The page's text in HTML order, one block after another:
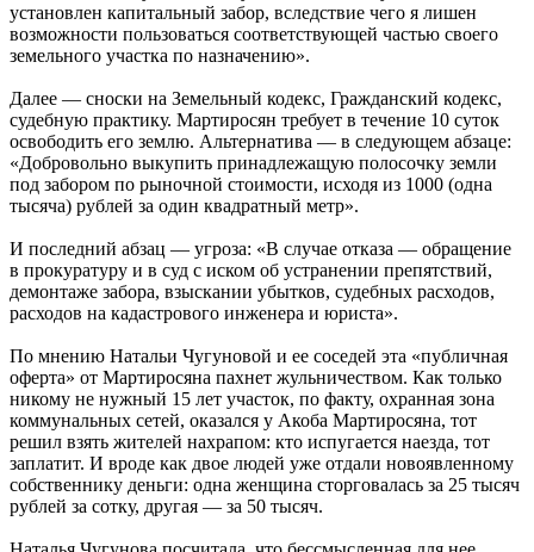
установлен капитальный забор, вследствие чего я лишен
возможности пользоваться соответствующей частью своего
земельного участка по назначению».
Далее — сноски на Земельный кодекс, Гражданский кодекс,
судебную практику. Мартиросян требует в течение 10 суток
освободить его землю. Альтернатива — в следующем абзаце:
«Добровольно выкупить принадлежащую полосочку земли
под забором по рыночной стоимости, исходя из 1000 (одна
тысяча) рублей за один квадратный метр».
И последний абзац — угроза: «В случае отказа — обращение
в прокуратуру и в суд с иском об устранении препятствий,
демонтаже забора, взыскании убытков, судебных расходов,
расходов на кадастрового инженера и юриста».
По мнению Натальи Чугуновой и ее соседей эта «публичная
оферта» от Мартиросяна пахнет жульничеством. Как только
никому не нужный 15 лет участок, по факту, охранная зона
коммунальных сетей, оказался у Акоба Мартиросяна, тот
решил взять жителей нахрапом: кто испугается наезда, тот
заплатит. И вроде как двое людей уже отдали новоявленному
собственнику деньги: одна женщина сторговалась за 25 тысяч
рублей за сотку, другая — за 50 тысяч.